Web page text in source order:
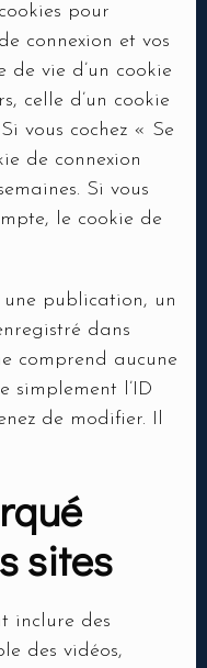
pour
connexion et vos
de vie d’un cookie
celle d’un cookie
vous cochez « Se
de connexion
Si vous
le cookie de
publication, un
dans
comprend aucune
simplement l’ID
de modifier. Il
sites
inclure des
des vidéos,